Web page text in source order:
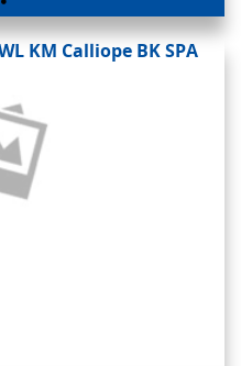
KM Calliope BK SPA